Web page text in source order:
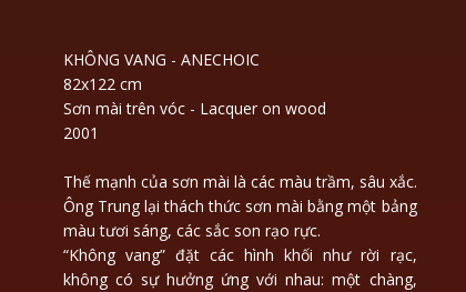
KHÔNG VANG - ANECHOIC
82x122 cm
Sơn mài trên vóc - Lacquer on wood
2001
Thế mạnh của sơn mài là các màu trầm, sâu xắc.
Ông Trung lại thách thức sơn mài bằng một bảng
màu tươi sáng, các sắc son rạo rực.
“Không vang” đặt các hình khối như rời rạc,
không có sự hưởng ứng với nhau: một chàng,